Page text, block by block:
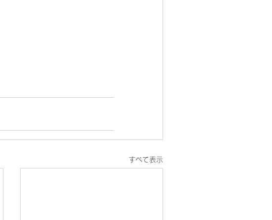
すべて表示